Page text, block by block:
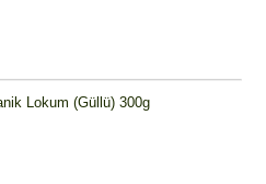
Lokum (Güllü) 300g